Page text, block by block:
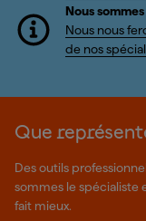
Nous
Nous nous
de nos
Que
Des outils
sommes le spécialiste
fait mieux.